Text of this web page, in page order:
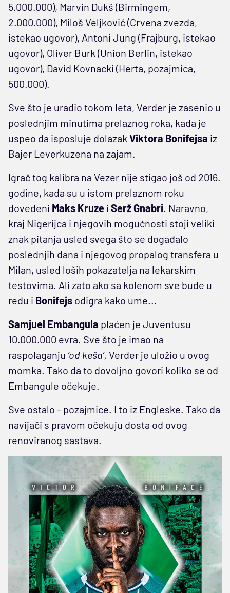
5.000.000), Marvin Dukš (Birmingem,
2.000.000), Miloš Veljković (Crvena zvezda,
istekao ugovor), Antoni Jung (Frajburg, istekao
ugovor), Oliver Burk (Union Berlin, istekao
ugovor), David Kovnacki (Herta, pozajmica,
500.000).
Sve što je uradio tokom leta, Verder je zasenio u
poslednjim minutima prelaznog roka, kada je
uspeo da isposluje dolazak Viktora Bonifejsa iz
Bajer Leverkuzena na zajam.
Igrač tog kalibra na Vezer nije stigao još od 2016.
godine, kada su u istom prelaznom roku
dovedeni Maks Kruze i Serž Gnabri. Naravno,
kraj Nigerijca i njegovih mogućnosti stoji veliki
znak pitanja usled svega što se događalo
poslednjih dana i njegovog propalog transfera u
Milan, usled loših pokazatelja na lekarskim
testovima. Ali zato ako sa kolenom sve bude u
redu i Bonifejs odigra kako ume...
Samjuel Embangula plaćen je Juventusu
10.000.000 evra. Sve što je imao na
raspolaganju ‘od keša’, Verder je uložio u ovog
momka. Tako da to dovoljno govori koliko se od
Embangule očekuje.
Sve ostalo - pozajmice. I to iz Engleske. Tako da
navijači s pravom očekuju dosta od ovog
renoviranog sastava.